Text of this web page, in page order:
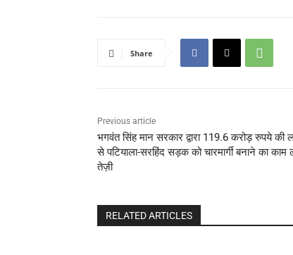
Share
Previous article
भगवंत सिंह मान सरकार द्वारा 119.6 करोड़ रुपये की
से पटियाला-सरहिंद सड़क को चारमार्गी बनाने का काम
तेज़ी
RELATED ARTICLES